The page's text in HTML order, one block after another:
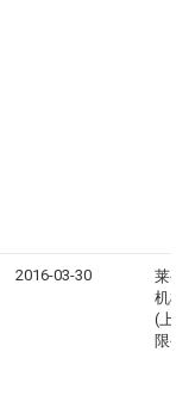
2016-03-30
莱歇
机械
(上海
限公